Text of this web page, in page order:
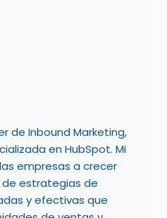
de Inbound Marketing,
en HubSpot. Mi
empresas a crecer
estrategias de
y efectivas que